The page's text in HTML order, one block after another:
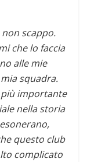
scappo.
che lo faccia
alle mie
squadra.
importante
nella storia
questo club
complicato